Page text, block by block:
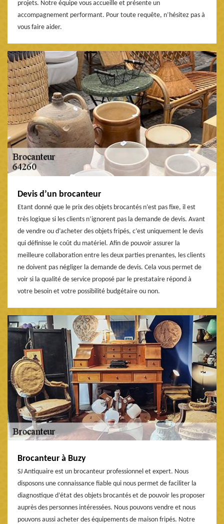
projets. Notre équipe vous accueille et présente un
accompagnement performant. Pour toute requête, n’hésitez pas à
vous faire aider.
Devis d’un brocanteur
Etant donné que le prix des objets brocantés n’est pas fixe, il est
très logique si les clients n’ignorent pas la demande de devis. Avant
de vendre ou d’acheter des objets fripés, c’est uniquement le devis
qui définisse le coût du matériel. Afin de pouvoir assurer la
meilleure collaboration entre les deux parties prenantes, les clients
ne doivent pas négliger la demande de devis. Cela vous permet de
voir si la qualité de service proposé par le prestataire répond à
votre besoin et votre possibilité budgétaire ou non.
Brocanteur à Buzy
SJ Antiquaire est un brocanteur professionnel et expert. Nous
disposons une connaissance fiable qui nous permet de faciliter la
diagnostique d’état des objets brocantés et de pouvoir les proposer
auprès des personnes intéressées. Nous pouvons vendre et nous
pouvons aussi acheter des équipements de maison fripés. Notre